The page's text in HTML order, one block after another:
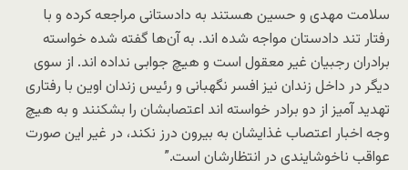
سلامت مهدی و حسین هستند به دادستانی مراجعه کرده و با
رفتار تند دادستان مواجه شده اند. به آن‌ها گفته شده خواسته
برادران رجبیان غیر معقول است و هیچ جوابی نداده اند. از سوی
دیگر در داخل زندان نیز افسر نگهبانی و رئیس زندان اوین با رفتاری
تهدید آمیز از دو برادر خواسته اند اعتصابشان را بشکنند و به هیچ
وجه اخبار اعتصاب غذایشان به بیرون درز نکند، در غیر این صورت
عواقب ناخوشایندی در انتظارشان است.”